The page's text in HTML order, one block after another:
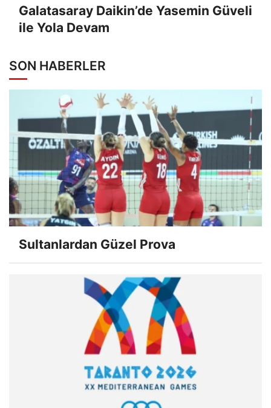
Galatasaray Daikin’de Yasemin Güveli
ile Yola Devam
SON HABERLER
Sultanlardan Güzel Prova